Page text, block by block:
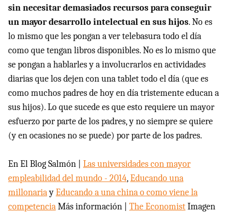
sin necesitar demasiados recursos para conseguir
un mayor desarrollo intelectual en sus hijos. No es
lo mismo que les pongan a ver telebasura todo el día
como que tengan libros disponibles. No es lo mismo que
se pongan a hablarles y a involucrarlos en actividades
diarias que los dejen con una tablet todo el día (que es
como muchos padres de hoy en día tristemente educan a
sus hijos). Lo que sucede es que esto requiere un mayor
esfuerzo por parte de los padres, y no siempre se quiere
(y en ocasiones no se puede) por parte de los padres.
En El Blog Salmón | Las universidades con mayor
empleabilidad del mundo - 2014,Educando una
millonariayEducando a una china o como viene la
competenciaMás información | The EconomistImagen